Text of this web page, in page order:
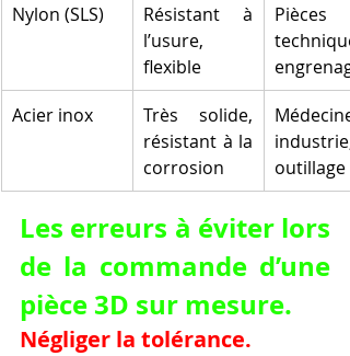
Nylon (SLS)
Résistant à
l’usure,
flexible
Pièces
Acier inox
Très solide,
résistant à la
corrosion
Médecine,
industrie,
outillage
Les erreurs à éviter lors
de la commande d’une
pièce 3D sur mesure.
Négliger la tolérance.